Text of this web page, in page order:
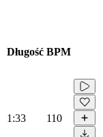
Długość BPM
1:33 110